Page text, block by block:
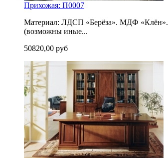
Прихожая: П0007
Материал: ЛДСП «Берёза». МДФ «Клён».
(возможны иные...
50820,00 руб